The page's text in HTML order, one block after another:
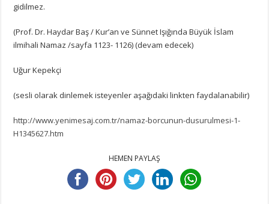
gidilmez.
(Prof. Dr. Haydar Baş / Kur’an ve Sünnet Işığında Büyük İslam
ilmihali Namaz /sayfa 1123- 1126) (devam edecek)
Uğur Kepekçi
(sesli olarak dinlemek isteyenler aşağıdaki linkten faydalanabilir)
http://www.yenimesaj.com.tr/namaz-borcunun-dusurulmesi-1-
H1345627.htm
HEMEN PAYLAŞ